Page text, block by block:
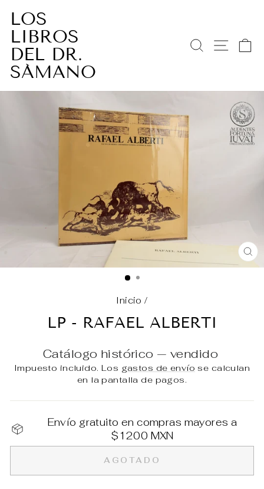
directamente
contenido
LOS
LIBROS
DEL DR.
SÁMANO
BUSCAR
Inicio /
LP - RAFAEL ALBERTI
Catálogo histórico — vendido
Impuesto incluido. Los gastos de envío se calculan
en la pantalla de pagos.
Envío gratuito en compras mayores a
$1200 MXN
AGOTADO